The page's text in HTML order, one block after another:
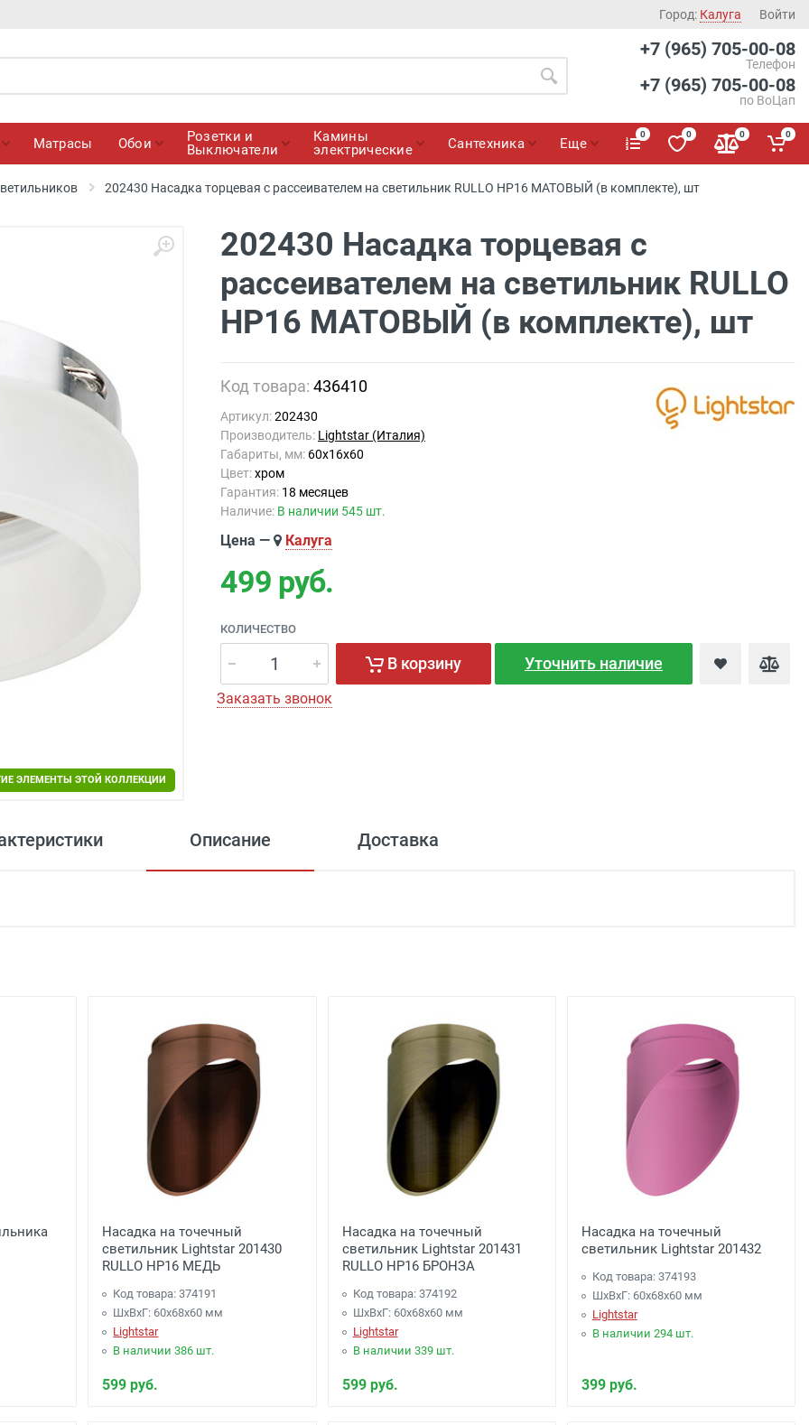
Город: Калуга Войти
+7 (965) 705-00-08
Телефон
+7 (965) 705-00-08
по ВоЦап
Матрасы Обои
Розетки и
Выключатели
Камины
электрические
Сантехника Еще
0 0 0 0
202430 Насадка торцевая с рассеивателем на светильник RULLO HP16 МАТОВЫЙ (в комплекте), шт
ЭЛЕМЕНТЫ ЭТОЙ КОЛЛЕКЦИИ
202430 Насадка торцевая с
рассеивателем на светильник RULLO
HP16 МАТОВЫЙ (в комплекте), шт
Код товара: 436410
Артикул:202430
Производитель: Lightstar (Италия)
Габариты, мм: 60x16x60
Цвет:хром
Гарантия: 18 месяцев
Наличие: В наличии 545 шт.
Цена — Калуга
499 руб.
КОЛИЧЕСТВО
В корзину Уточнить наличие
Заказать звонок
Описание Доставка
100 рублей
(при заказе более 3000 рублей), до подъезда;
п.Московский -Бесплатно
(при заказе более 7000 рублей), до подъезда;
(для Регионов)Подробнее
Насадка на точечный
светильник Lightstar 201430
RULLO HP16 МЕДЬ
Код товара: 374191
ШхВхГ: 60x68x60 мм
Lightstar
В наличии 386 шт.
599 руб.
Насадка на точечный
светильник Lightstar 201431
RULLO HP16 БРОНЗА
Код товара: 374192
ШхВхГ: 60x68x60 мм
Lightstar
В наличии 339 шт.
599 руб.
Насадка на точечный
светильник Lightstar 201432
Код товара: 374193
ШхВхГ: 60x68x60 мм
Lightstar
В наличии 294 шт.
399 руб.